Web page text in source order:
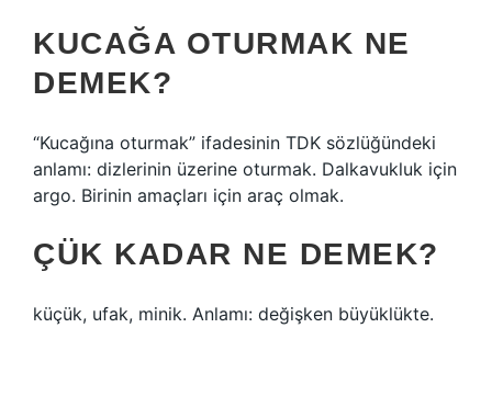
KUCAĞA OTURMAK NE
DEMEK?
“Kucağına oturmak” ifadesinin TDK sözlüğündeki
anlamı: dizlerinin üzerine oturmak. Dalkavukluk için
argo. Birinin amaçları için araç olmak.
ÇÜK KADAR NE DEMEK?
küçük, ufak, minik. Anlamı: değişken büyüklükte.